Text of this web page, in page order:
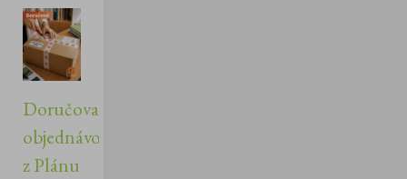
Doručovanie
objednávok
z Plánu